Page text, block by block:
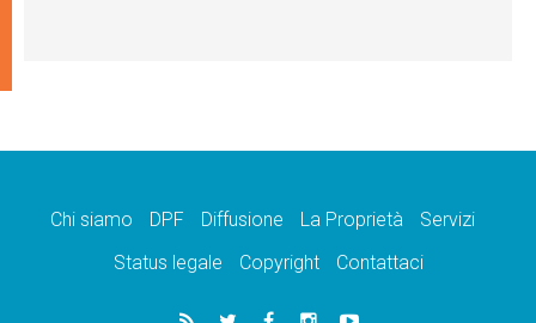
Chi siamo DPF Diffusione La Proprietà
Servizi
Status legale
Copyright Contattaci